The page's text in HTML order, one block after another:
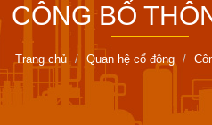
CÔNG BỐ
Trang chủ Quan hệ cổ đông